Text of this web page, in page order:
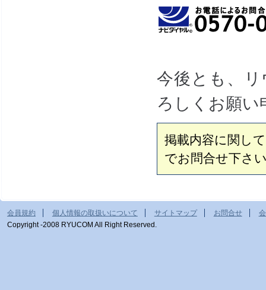
今後とも、
ろしくお願い
掲載内容に関し
でお問合せ下さ
会員規約 個人情報の取扱いについて サイトマップ お問合せ
Copyright -2008 RYUCOM All Right Reserved.